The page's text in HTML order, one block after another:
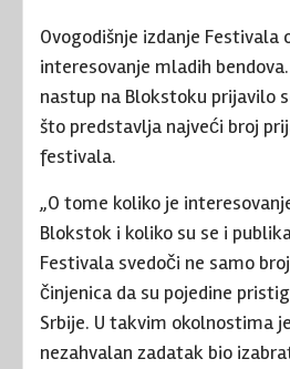
Ovogodišnje izdanje Festivala
interesovanje mladih
nastup na Blokstoku prijavilo
što predstavlja najveći broj
festivala.
„O tome koliko je
Blokstok i koliko su se i
Festivala svedoči ne samo
činjenica da su pojedine
Srbije. U takvim okolnostima
nezahvalan zadatak bio